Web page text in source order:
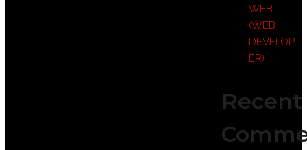
WEB
(WEB
DEVELOP
ER)
Recent